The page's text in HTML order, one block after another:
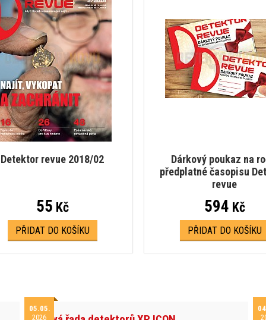
Detektor revue 2018/02
55 Kč
PŘIDAT DO KOŠÍKU
Dárkový poukaz na
předplatné časopisu
revue
594 Kč
PŘIDAT DO KOŠÍKU
05.05.
2026